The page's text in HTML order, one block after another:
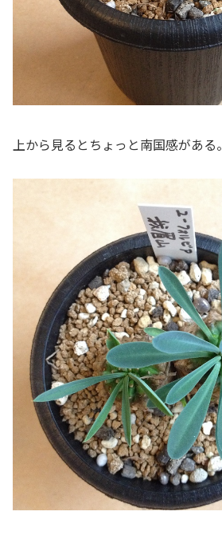
上から見るとちょっと南国感がある。